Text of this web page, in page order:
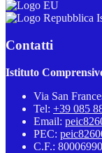
Contatti
Istituto
Via San
Tel: +39 085
Email:
PEC:
C.F.: